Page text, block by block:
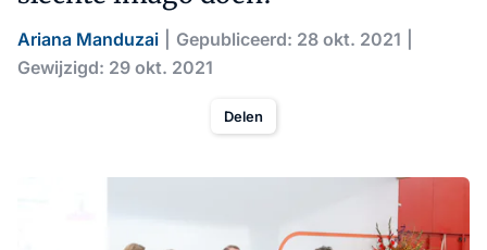
Ariana Manduzai
Gepubliceerd: 28 okt. 2021
Gewijzigd: 29 okt. 2021
Delen